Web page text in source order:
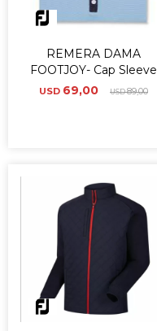
REMERA DAMA
FOOTJOY- Cap Sleeve
USD 69,00 USD89,00